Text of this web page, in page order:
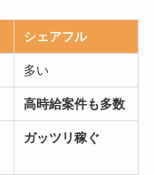
シェアフル
多い
高時給案件も多数
ガッツリ稼ぐ